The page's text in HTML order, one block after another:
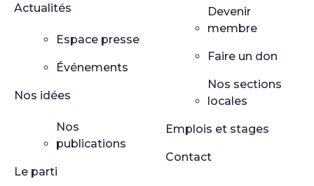
Actualités
Espace presse
Événements
Nos idées
Nos
publications
Le parti
Devenir
membre
Faire un don
Nos sections
locales
Emplois et stages
Contact